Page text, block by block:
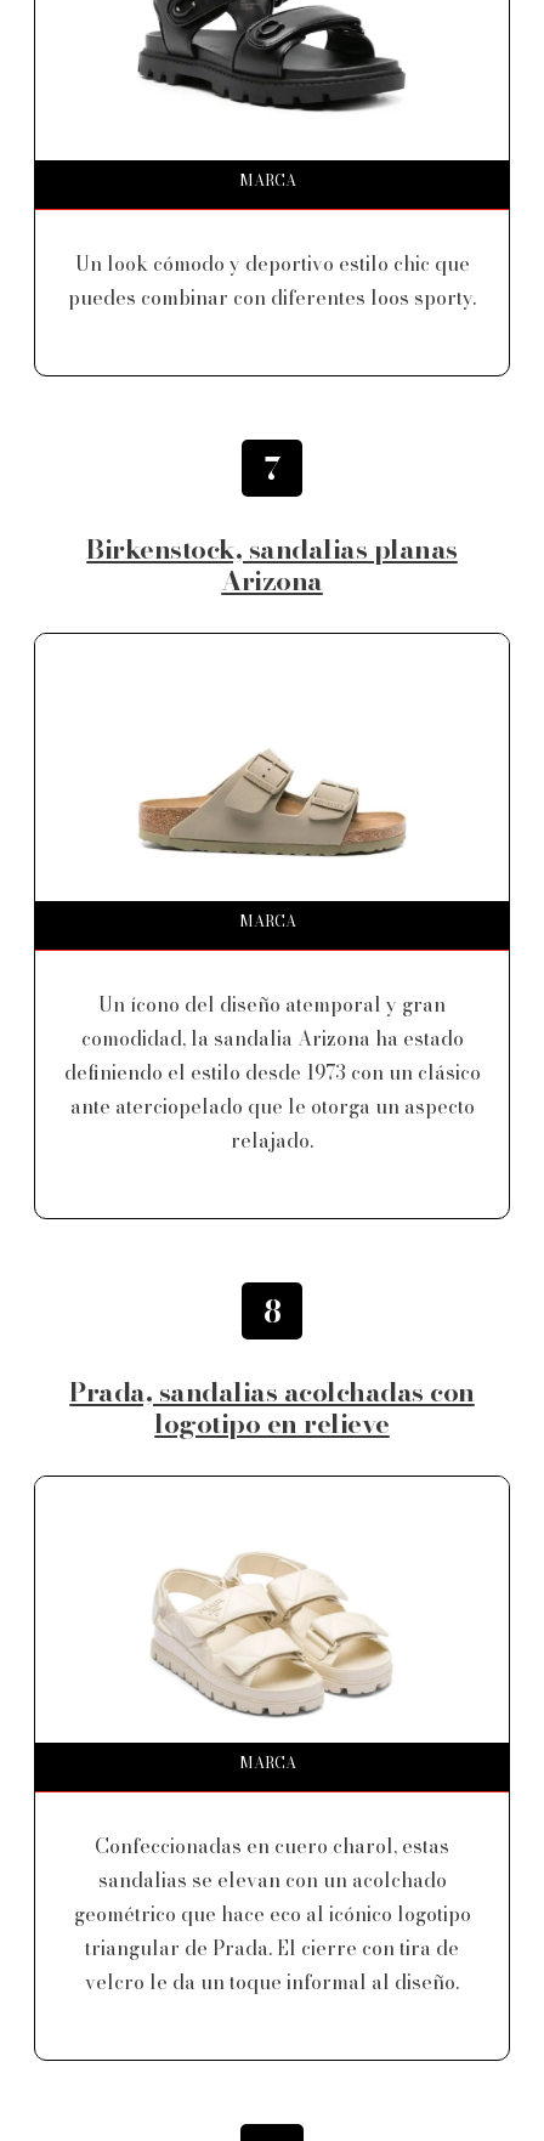
MARCA
Un look cómodo y deportivo estilo chic que
puedes combinar con diferentes loos sporty.
7
Birkenstock, sandalias planas
Arizona
MARCA
Un ícono del diseño atemporal y gran
comodidad, la sandalia Arizona ha estado
definiendo el estilo desde 1973 con un clásico
ante aterciopelado que le otorga un aspecto
relajado.
8
Prada, sandalias acolchadas con
logotipo en relieve
MARCA
Confeccionadas en cuero charol, estas
sandalias se elevan con un acolchado
geométrico que hace eco al icónico logotipo
triangular de Prada. El cierre con tira de
velcro le da un toque informal al diseño.